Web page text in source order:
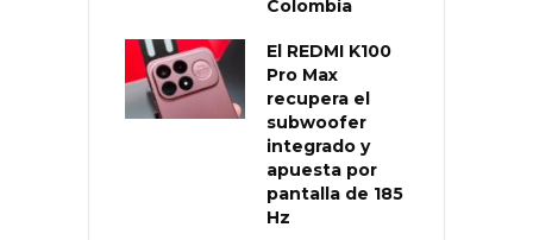
Colombia
El REDMI K100
Pro Max
recupera el
subwoofer
integrado y
apuesta por
pantalla de 185
Hz